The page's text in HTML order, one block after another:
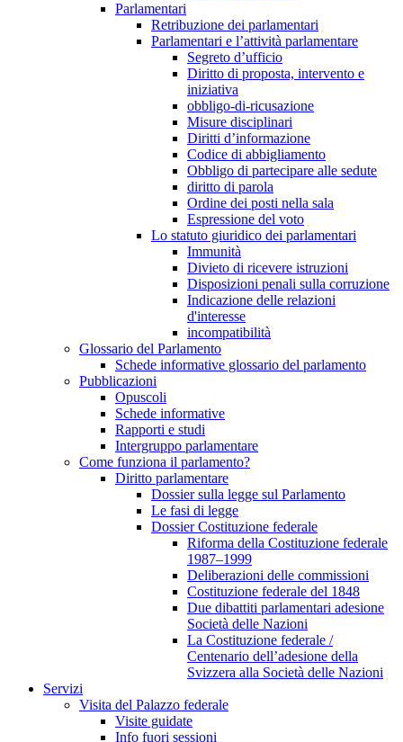
Parlamentari
Retribuzione dei parlamentari
Parlamentari e l’attività parlamentare
Segreto d’ufficio
Diritto di proposta, intervento e
iniziativa
obbligo-di-ricusazione
Misure disciplinari
Diritti d’informazione
Codice di abbigliamento
Obbligo di partecipare alle sedute
diritto di parola
Ordine dei posti nella sala
Espressione del voto
Lo statuto giuridico dei parlamentari
Immunità
Divieto di ricevere istruzioni
Disposizioni penali sulla corruzione
Indicazione delle relazioni
d'interesse
incompatibilità
Glossario del Parlamento
Schede informative glossario del parlamento
Pubblicazioni
Opuscoli
Schede informative
Rapporti e studi
Intergruppo parlamentare
Come funziona il parlamento?
Diritto parlamentare
Dossier sulla legge sul Parlamento
Le fasi di legge
Dossier Costituzione federale
Riforma della Costituzione federale
1987–1999
Deliberazioni delle commissioni
Costituzione federale del 1848
Due dibattiti parlamentari adesione
Società delle Nazioni
La Costituzione federale /
Centenario dell’adesione della
Svizzera alla Società delle Nazioni
Servizi
Visita del Palazzo federale
Visite guidate
Info fuori sessioni